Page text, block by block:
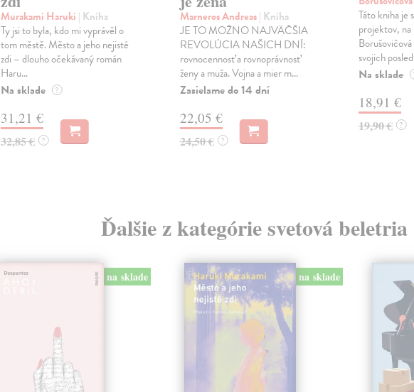
Murakami Haruki | Kniha
Ty jsi to byla, kdo mi vyprávěl o
tom městě. Město a jeho nejisté
zdi – dlouho očekávaný román
Haru...
Na sklade ?
31,21 €
32,85 € ?
Marneros Andreas| Kniha
JE TO MOŽNO NAJVÄČŠIA
REVOLÚCIA NAŠICH DNÍ:
rovnocennosť a rovnoprávnosť
ženy a muža. Vojna a mier m...
Zasielame do 14 dní
22,05 €
24,50 € ?
Táto kniha je
projektov,
svojich
Na sklade
18,91 €
19,90 € ?
Ďalšie z kategórie svetová beletria
na sklade na sklade